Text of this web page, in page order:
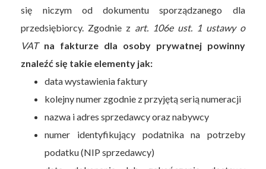
się niczym od dokumentu sporządzanego dla
przedsiębiorcy. Zgodnie z art. 106e ust. 1 ustawy o
VAT na fakturze dla osoby prywatnej powinny
znaleźć się takie elementy jak:
data wystawienia faktury
kolejny numer zgodnie z przyjętą serią numeracji
nazwa i adres sprzedawcy oraz nabywcy
numer identyfikujący podatnika na potrzeby
podatku (NIP sprzedawcy)